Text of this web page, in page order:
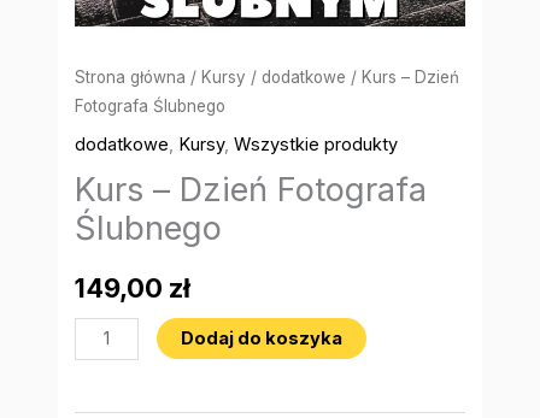
Strona główna / Kursy / dodatkowe / Kurs – Dzień
Fotografa Ślubnego
dodatkowe, Kursy,Wszystkie produkty
Kurs – Dzień Fotografa
Ślubnego
149,00 zł
Dodaj do koszyka